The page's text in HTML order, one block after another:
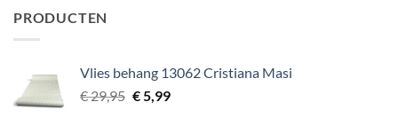
PRODUCTEN
Vlies behang 13062 Cristiana Masi
€29,95 Oorspronkelijke
€5,99Huidige